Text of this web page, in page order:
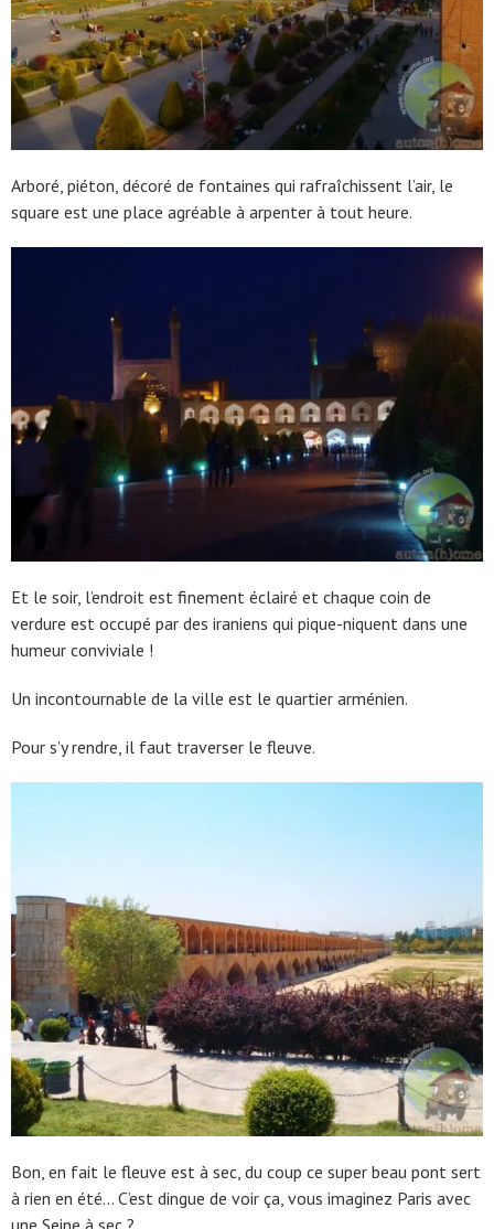
Arboré, piéton, décoré de fontaines qui rafraîchissent l’air, le
square est une place agréable à arpenter à tout heure.
Et le soir, l’endroit est finement éclairé et chaque coin de
verdure est occupé par des iraniens qui pique-niquent dans une
humeur conviviale !
Un incontournable de la ville est le quartier arménien.
Pour s’y rendre, il faut traverser le fleuve.
Bon, en fait le fleuve est à sec, du coup ce super beau pont sert
à rien en été… C’est dingue de voir ça, vous imaginez Paris avec
une Seine à sec ?